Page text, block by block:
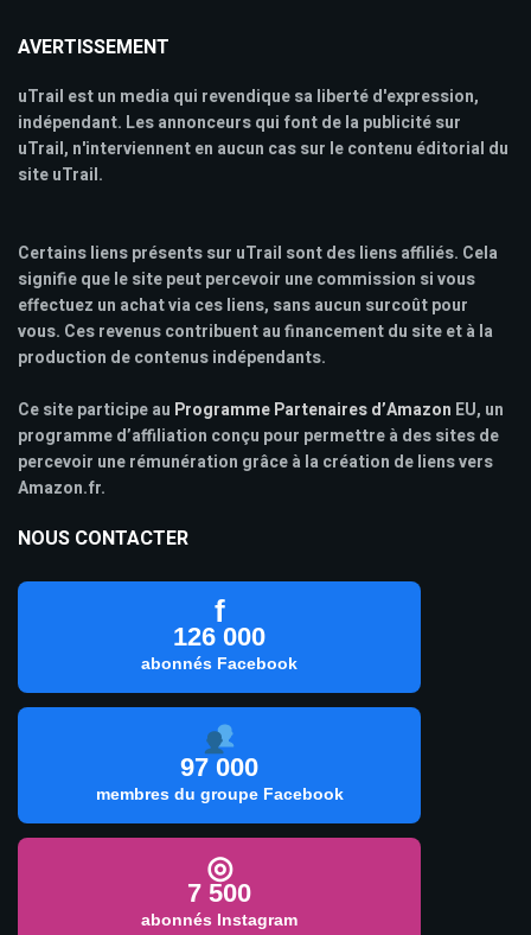
AVERTISSEMENT
uTrail est un media qui revendique sa liberté d'expression,
indépendant. Les annonceurs qui font de la publicité sur
uTrail, n'interviennent en aucun cas sur le contenu éditorial du
site uTrail.
Certains liens présents sur uTrail sont des liens affiliés. Cela
signifie que le site peut percevoir une commission si vous
effectuez un achat via ces liens, sans aucun surcoût pour
vous. Ces revenus contribuent au financement du site et à la
production de contenus indépendants.
Ce site participe au Programme Partenaires d’Amazon EU, un
programme d’affiliation conçu pour permettre à des sites de
percevoir une rémunération grâce à la création de liens vers
Amazon.fr.
NOUS CONTACTER
f
126 000
abonnés Facebook
97 000
membres du groupe Facebook
◎
7 500
abonnés Instagram